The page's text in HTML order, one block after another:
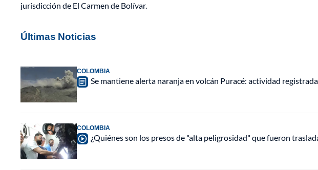
jurisdicción de El Carmen de Bolívar.
Últimas Noticias
COLOMBIA
Se mantiene alerta naranja en volcán Puracé: actividad
COLOMBIA
¿Quiénes son los presos de "alta peligrosidad" que fueron